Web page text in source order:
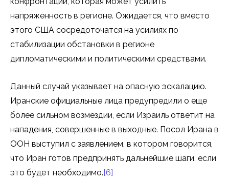
напряженность в регионе. Ожидается, что вместо
этого США сосредоточатся на усилиях по
стабилизации обстановки в регионе
дипломатическими и политическими средствами.
Данный случай указывает на опасную эскалацию.
Иранские официальные лица предупредили о еще
более сильном возмездии, если Израиль ответит на
нападения, совершенные в выходные. Посол Ирана в
ООН выступил с заявлением, в котором говорится,
что Иран готов предпринять дальнейшие шаги, если
это будет необходимо. [6]